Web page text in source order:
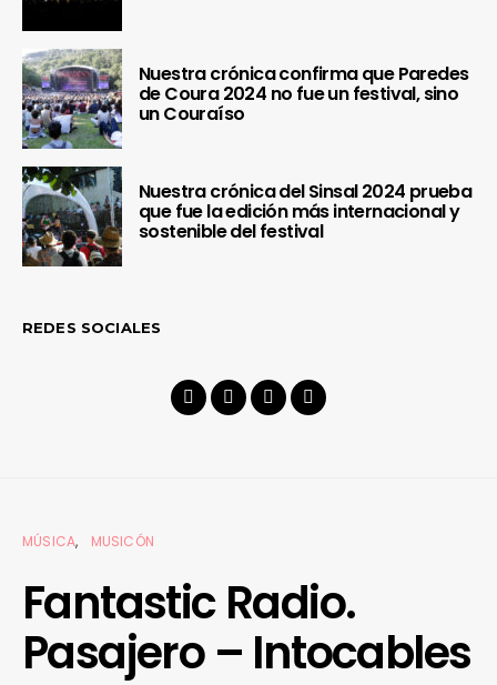
Nuestra crónica confirma que Paredes
de Coura 2024 no fue un festival, sino
un Couraíso
Nuestra crónica del Sinsal 2024 prueba
que fue la edición más internacional y
sostenible del festival
REDES SOCIALES
MÚSICA MUSICÓN
Fantastic Radio.
Pasajero – Intocables